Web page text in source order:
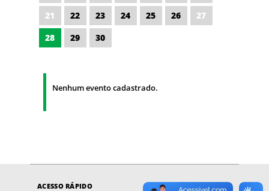
21
22 23 24 25 26
27
28
29 30
Nenhum evento cadastrado.
ACESSO RÁPIDO